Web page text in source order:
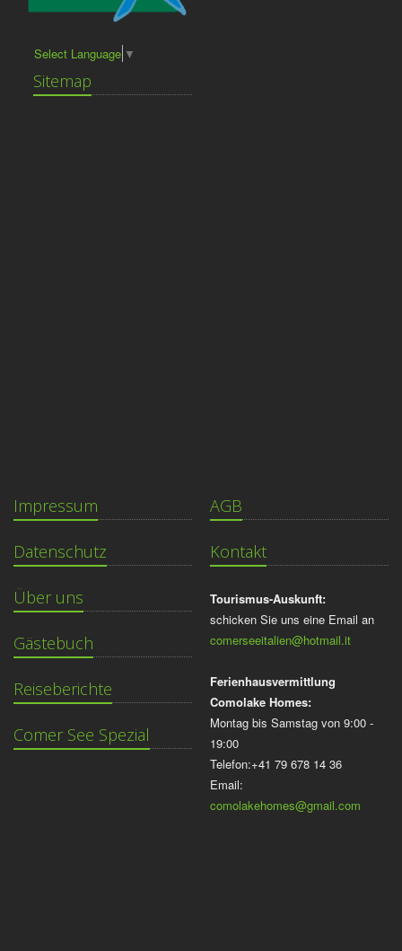
Select Language ▼
Sitemap
Impressum
Datenschutz
Über uns
Gästebuch
Reiseberichte
Comer See Spezial
AGB
Kontakt
Tourismus-Auskunft:
schicken Sie uns eine Email an
comerseeitalien@hotmail.it
Ferienhausvermittlung
Comolake Homes:
Montag bis Samstag von 9:00 -
19:00
Telefon:+41 79 678 14 36
Email:
comolakehomes@gmail.com